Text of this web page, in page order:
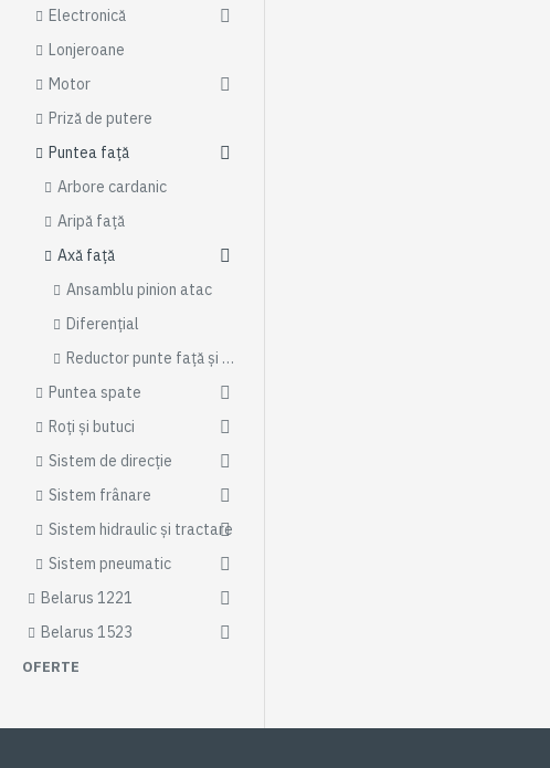
Electronică
Lonjeroane
Motor
Priză de putere
Puntea față
Arbore cardanic
Aripă față
Axă față
Ansamblu pinion atac
Diferențial
Reductor punte față și planetară
Puntea spate
Roți și butuci
Sistem de direcție
Sistem frânare
Sistem hidraulic și tractare
Sistem pneumatic
Belarus 1221
Belarus 1523
OFERTE